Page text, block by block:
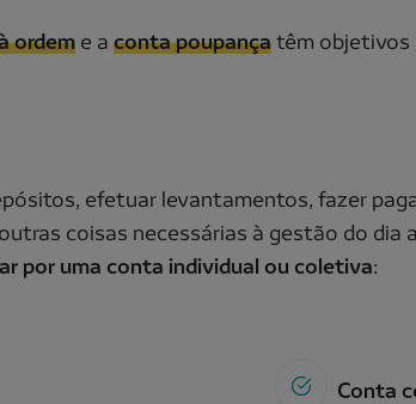
ordem e a conta poupançatêm objetivos
efetuar levantamentos, fazer
coisas necessárias à gestão do
por uma conta individual ou coletiva:
Conta